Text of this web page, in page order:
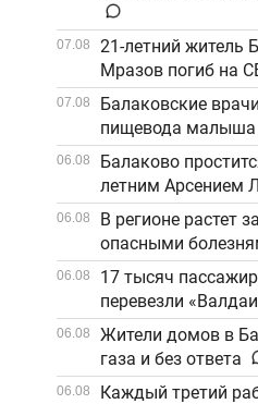
07.08
21-летний житель
Мразов погиб на
07.08
Балаковские
пищевода малыша
06.08
Балаково
летним Арсением
06.08
В регионе растет
опасными
06.08
17 тысяч
перевезли
06.08
Жители домов в
газа и без ответа
06.08
Каждый третий